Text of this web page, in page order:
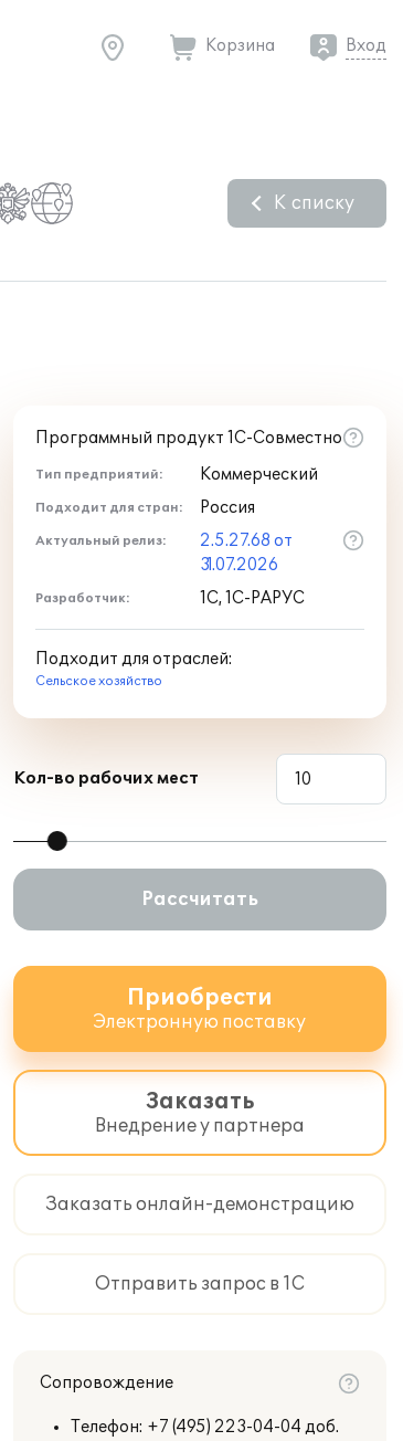
Корзина Вход
К списку
Программный продукт 1С-Совместно
Тип предприятий: Коммерческий
Подходит для стран: Россия
Актуальный релиз:
2.5.27.68 от
31.07.2026
Разработчик: 1С, 1С-РАРУС
Подходит для отраслей:
Сельское хозяйство
Кол-во рабочих мест
Рассчитать
Приобрести
Электронную поставку
Заказать
Внедрение у партнера
Заказать онлайн-демонстрацию
Отправить запрос в 1С
Сопровождение
Телефон: +7 (495) 223-04-04 доб.